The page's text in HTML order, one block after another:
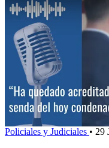
Policiales y Judiciales • 29